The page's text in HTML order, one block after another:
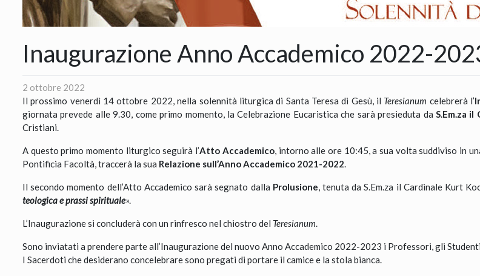
Inaugurazione Anno Accademico 2022-
2 ottobre 2022
Il prossimo venerdì 14 ottobre 2022, nella solennità liturgica di Santa Teresa di Gesù, il Teresianum celebrerà l’
giornata prevede alle 9.30, come primo momento, la Celebrazione Eucaristica che sarà presieduta da S.Em.za
Cristiani.
A questo primo momento liturgico seguirà l’Atto Accademico, intorno alle ore 10:45, a sua volta suddiviso in
Pontificia Facoltà, traccerà la sua Relazione sull’Anno Accademico 2021-2022
Il secondo momento dell’Atto Accademico sarà segnato dalla Prolusione , tenuta da S.Em.za il Cardinale Kurt
teologica e prassi spirituale».
L’Inaugurazione si concluderà con un rinfresco nel chiostro del Teresianum
Sono inviatati a prendere parte all’Inaugurazione del nuovo Anno Accademico 2022-2023 i Professori, gli
I Sacerdoti che desiderano concelebrare sono pregati di portare il camice e la stola bianca.